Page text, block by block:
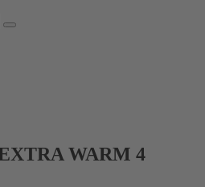
WARM 4